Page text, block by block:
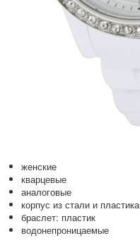
женские
кварцевые
аналоговые
корпус из стали и пластика
браслет: пластик
водонепроницаемые